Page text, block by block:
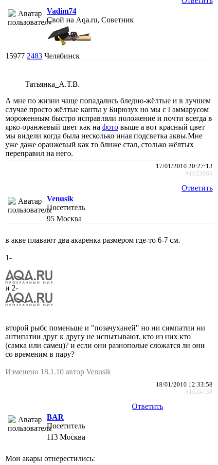
Vadim74
Свой на Aqa.ru, Советник
15977 2483 Челябинск
Татьянка_А.Т.В.
А мне по жизни чаще попадались бледно-жёлтые и в лучшем
случае просто жёлтые канты у Бирюзух но мы с Гаммарусом
мороженным быстро исправляли положение и почти всегда в
ярко-оранжевый цвет как на фото выше а вот красный цвет
мы видели когда была несколько иная подсветка аквы.Мне
уже даже оранжевый как то ближе стал, столько жёлтых
переправил на него.
17/01/2010 20:27:13
#1023663
Ответить
Venusik
Посетитель
95 Москва
в акве плавают два акаренка размером где-то 6-7 см.
1-
и 2-
второй рыбс поменьше и "позачуханей" но ни симпатии ни
антипатии друг к другу не испытывают. кто из них кто
(самка или самец)? и если они разнополые сложатся ли они
со временим в пару?
Изменено 18.1.10 автор Venusik
18/01/2010 12:33:58
#1024138
Ответить
BAR
Посетитель
113 Москва
Мои акары отнерестились: